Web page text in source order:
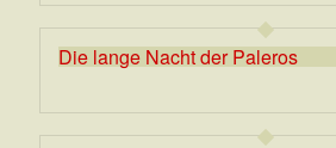
Die lange Nacht der Paleros